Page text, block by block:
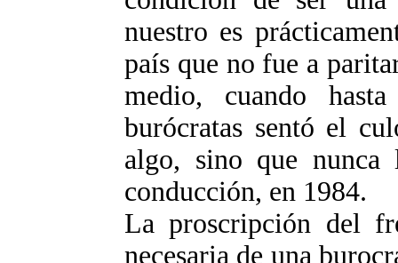
nuestro es
país que no fue a
medio, cuando
burócratas sentó el
algo, sino que
conducción, en 1984.
La proscripción del
necesaria de una